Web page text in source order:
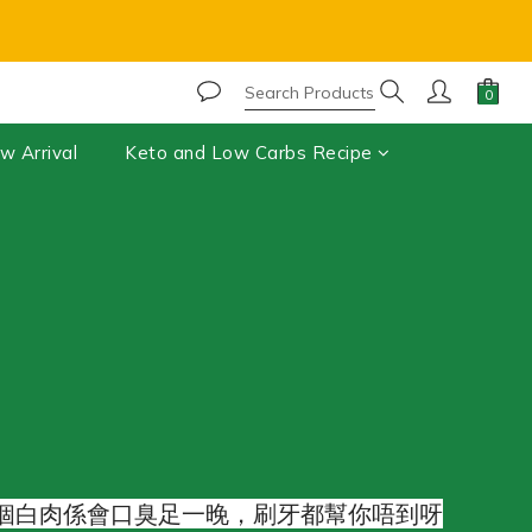
chocolate may melt during shipping.⚠️
Arrival Keto and Low Carbs Recipe
肉係會口臭足一晚，刷牙都幫你唔到呀